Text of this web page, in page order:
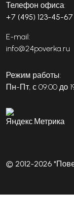
Телефон офиса:
+7 (495) 123-45-67
E-mail:
info@24poverka.ru
Режим работы:
Пн-Пт, с 09:00 до
© 2012-2026